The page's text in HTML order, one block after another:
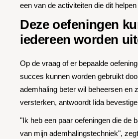
een van de activiteiten die dit
Deze oefeningen
iedereen worden
Op de vraag of er bepaalde
succes kunnen worden gebruikt
ademhaling beter wil beheersen en
versterken, antwoordt Iida
"Ik heb een paar oefeningen die de
van mijn ademhalingstechniek",